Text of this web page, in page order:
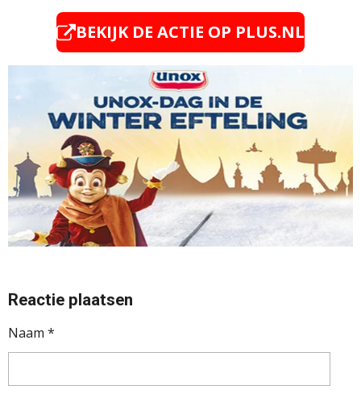
BEKIJK DE ACTIE OP PLUS.NL
Reactie plaatsen
Naam *